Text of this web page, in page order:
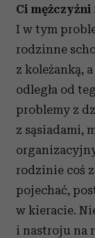
Ci
I w tym
rodzinne
z koleżanką,
odległa od
problemy z
z sąsiadami,
rodzinie coś
pojechać,
w kieracie.
i nastroju na